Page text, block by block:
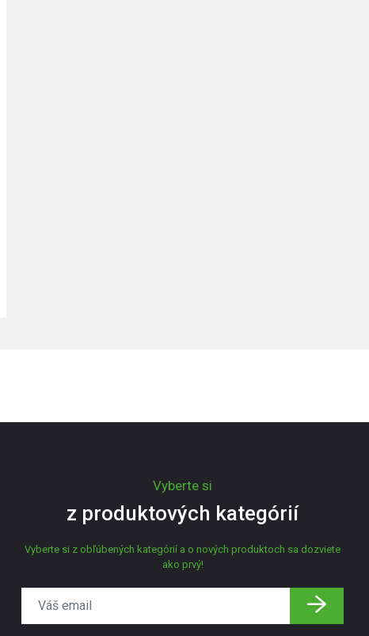
Vyberte si
z produktových kategórií
Vyberte si z obľúbených kategórií a o nových produktoch sa dozviete
ako prvý!